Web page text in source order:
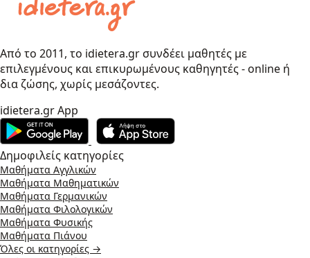
Από το 2011, το idietera.gr συνδέει μαθητές με
επιλεγμένους και επικυρωμένους καθηγητές - online ή
δια ζώσης, χωρίς μεσάζοντες.
idietera.gr App
Δημοφιλείς κατηγορίες
Μαθήματα Αγγλικών
Μαθήματα Μαθηματικών
Μαθήματα Γερμανικών
Μαθήματα Φιλολογικών
Μαθήματα Φυσικής
Μαθήματα Πιάνου
Όλες οι κατηγορίες →